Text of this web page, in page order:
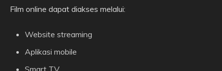
Film online dapat diakses melalui:
Website streaming
Aplikasi mobile